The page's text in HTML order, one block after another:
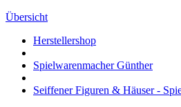
Übersicht
Herstellershop
Spielwarenmacher Günther
Seiffener Figuren & Häuser -